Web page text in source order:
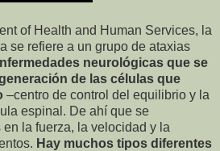
of Health and Human Services, la
se refiere a un grupo de ataxias
neurológicas que se
de las células que
–centro de control del equilibrio y la
espinal. De ahí que se
la fuerza, la velocidad y la
Hay muchos tipos diferentes